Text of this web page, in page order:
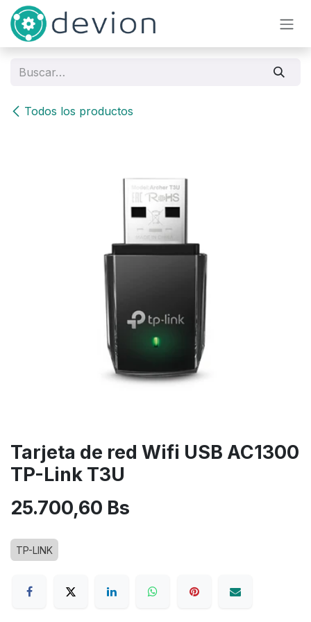
Ir al contenido
Todos los productos
Tarjeta de red Wifi USB AC1300
TP-Link T3U
25.700,60 Bs
TP-LINK